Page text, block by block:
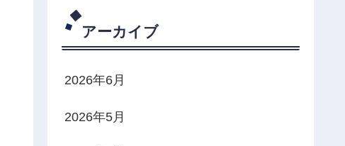
アーカイブ
2026年6月
2026年5月